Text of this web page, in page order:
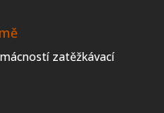
zatěžkávací